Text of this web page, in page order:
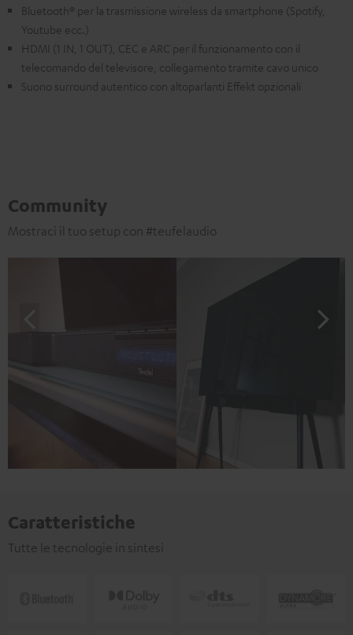
Bluetooth® per la trasmissione wireless da smartphone (Spotify,
Youtube ecc.)
HDMI (1 IN, 1 OUT), CEC e ARC per il funzionamento con il
telecomando del televisore, collegamento tramite cavo unico
Suono surround autentico con altoparlanti Effekt opzionali
Community
Mostraci il tuo setup con #teufelaudio
Caratteristiche
Tutte le tecnologie in sintesi